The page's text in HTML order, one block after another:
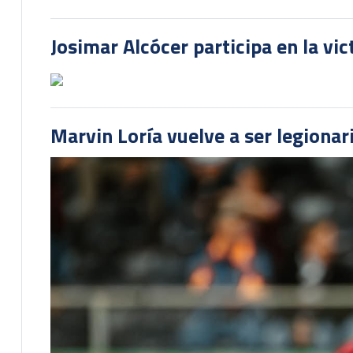
Josimar Alcócer participa en la
Marvin Loría vuelve a ser